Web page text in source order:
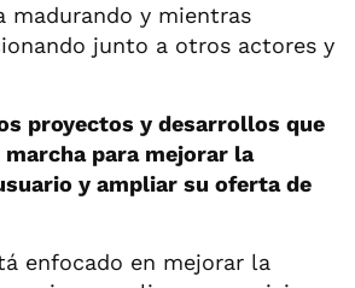
madurando y mientras
junto a otros actores y
proyectos y desarrollos que
marcha para mejorar la
y ampliar su oferta de
enfocado en mejorar la